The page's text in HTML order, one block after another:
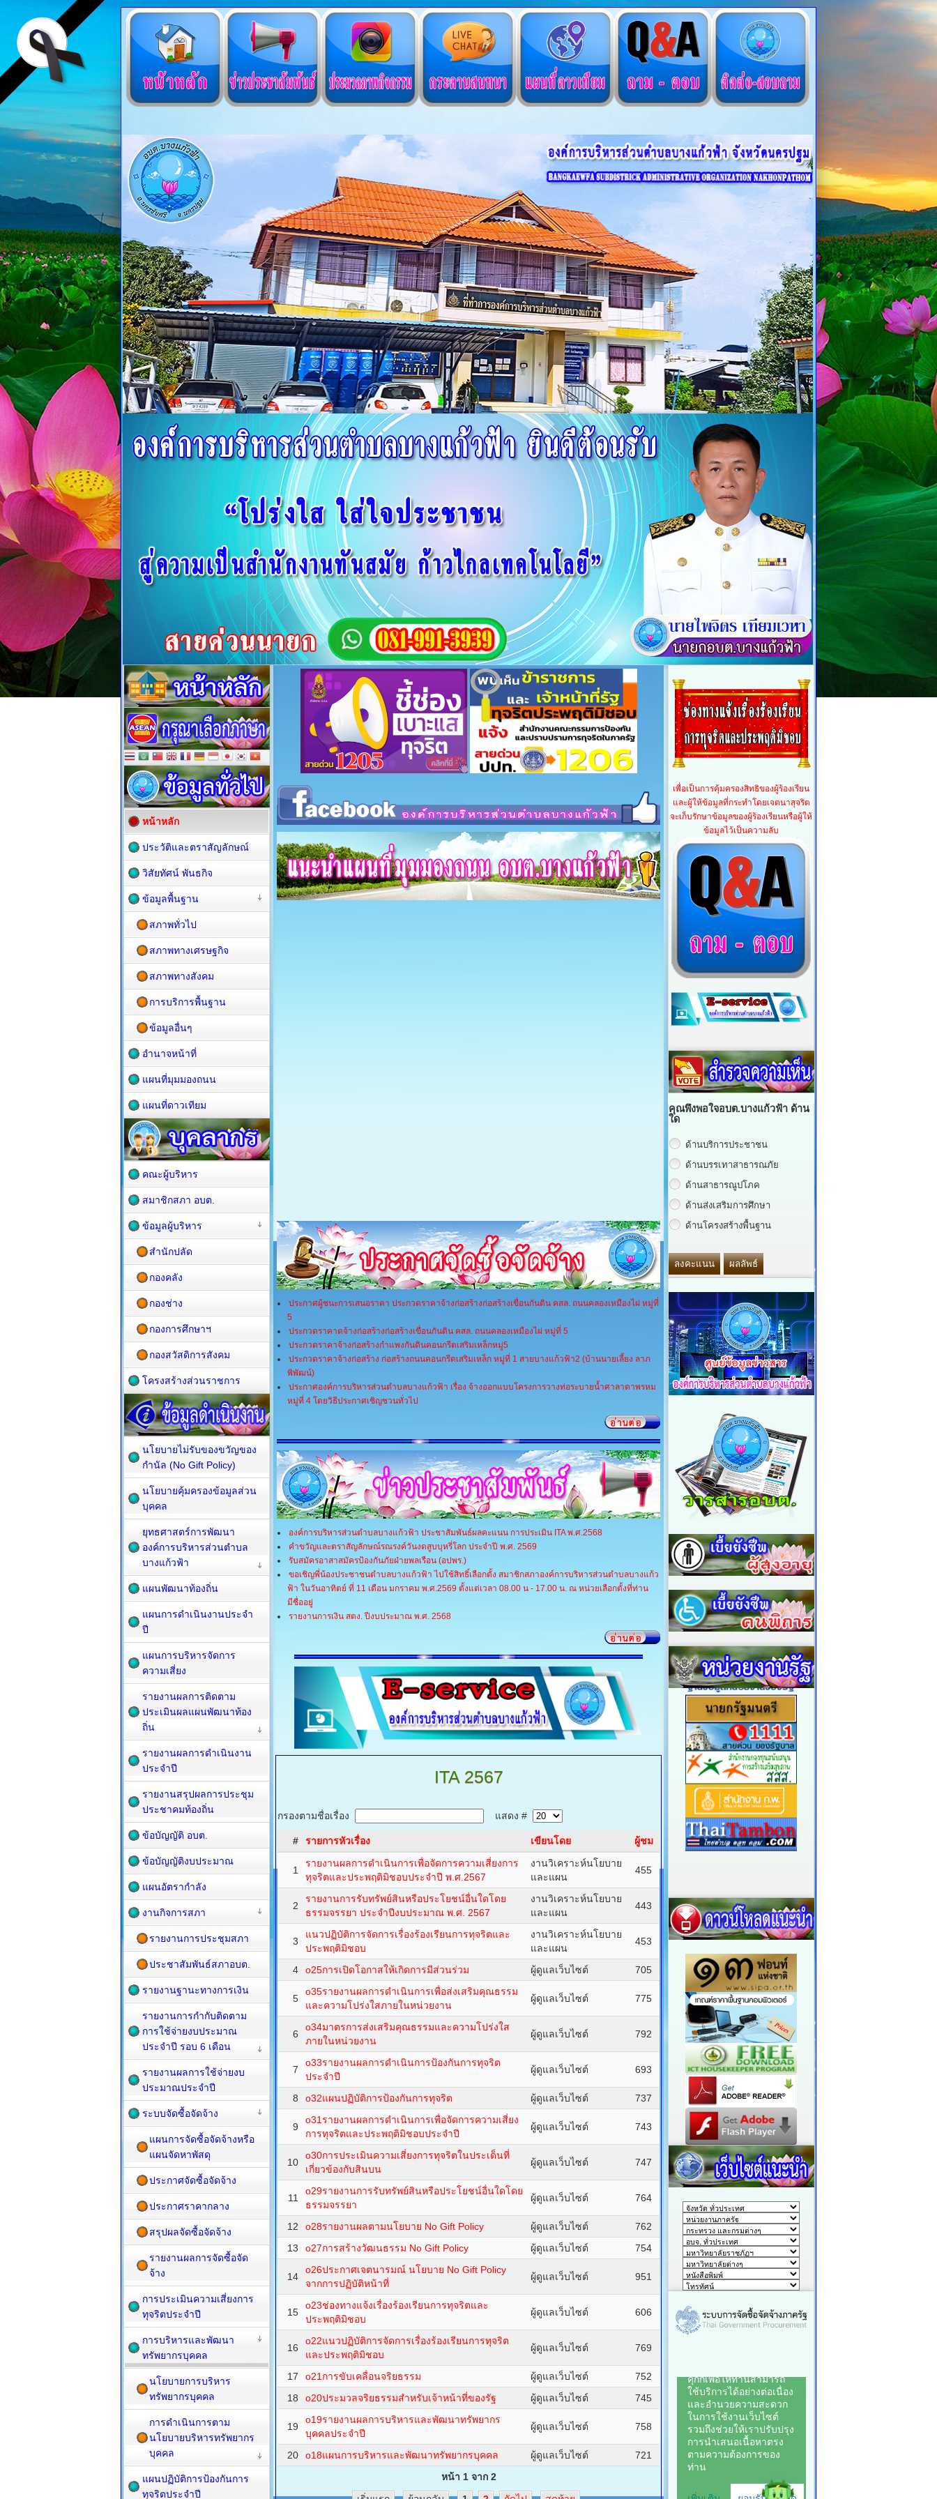
ประกาศผู้ชนะการเสนอราคา ประกวดราคาจ้างก่อสร้างก่อสร้างเขื่อนกันดิน คสล. ถนนคลองเหมืองไผ่ หมู่ที่
5
ประกวดราคาตจ้างก่อสร้างก่อสร้างเขื่อนกันดิน คสล. ถนนคลองเหมืองไผ่ หมู่ที่ 5
ประกวดราคาจ้างก่อสร้างกำแพงกันดินคอนกรีตเสริมเหล็กหมู่5
ประกวดราคาจ้างก่อสร้าง ก่อสร้างถนนคอนกรีตเสริมเหล็ก หมู่ที่ 1 สายบางแก้วฟ้า2 (บ้านนายเลี้ยง ลาภ
พิพัฒน์)
ประกาศองค์การบริหารส่วนตำบลบางแก้วฟ้า เรื่อง จ้างออกแบบโครงการวางท่อระบายน้ำศาลาตาพรหม
หมู่ที่ 4 โดยวิธีประกาศเชิญชวนทั่วไป
องค์การบริหารส่วนตำบลบางแก้วฟ้า ประชาสัมพันธ์ผลคะแนน การประเมิน ITA พ.ศ.2568
คำขวัญและตราสัญลักษณ์รณรงค์วันงดสูบบุหรี่โลก ประจำปี พ.ศ. 2569
รับสมัครอาสาสมัครป้องกันภัยฝ่ายพลเรือน (อปพร.)
ขอเชิญพี่น้องประชาชนตำบลบางแก้วฟ้า ไปใช้สิทธิ์เลือกตั้ง สมาชิกสภาองค์การบริหารส่วนตำบลบางแก้ว
ฟ้า ในวันอาทิตย์ ที่ 11 เดือน มกราคม พ.ศ.2569 ตั้งแต่เวลา 08.00 น - 17.00 น. ณ หน่วยเลือกตั้งที่ท่าน
มีชื่ออยู่
รายงานการเงิน สตง. ปีงบประมาณ พ.ศ. 2568
ITA2567
กรองตามชื่อเรื่อง แสดง #
# รายการหัวเรื่อง เขียนโดย ผู้ชม
1
รายงานผลการดำเนินการเพื่อจัดการความเสี่ยงการ
ทุจริตและประพฤติมิชอบประจำปี พ.ศ.2567
งานวิเคราะห์นโยบาย
และแผน
455
2
รายงานการรับทรัพย์สินหรือประโยชน์อื่นใดโดย
ธรรมจรรยา ประจำปีงบประมาณ พ.ศ. 2567
งานวิเคราะห์นโยบาย
และแผน
443
3
แนวปฏิบัติการจัดการเรื่องร้องเรียนการทุจริตและ
ประพฤติมิชอบ
งานวิเคราะห์นโยบาย
และแผน
453
4 o25การเปิดโอกาสให้เกิดการมีส่วนร่วม ผู้ดูแลเว็บไซต์ 705
5
o35รายงานผลการดำเนินการเพื่อส่งเสริมคุณธรรม
และความโปร่งใสภายในหน่วยงาน
ผู้ดูแลเว็บไซต์ 775
6
o34มาตรการส่งเสริมคุณธรรมและความโปร่งใส
ภายในหน่วยงาน
ผู้ดูแลเว็บไซต์ 792
7
o33รายงานผลการดำเนินการป้องกันการทุจริต
ประจำปี
ผู้ดูแลเว็บไซต์ 693
8 o32แผนปฏิบัติการป้องกันการทุจริต ผู้ดูแลเว็บไซต์ 737
9
o31รายงานผลการดำเนินการเพื่อจัดการความเสี่ยง
การทุจริตและประพฤติมิชอบประจำปี
ผู้ดูแลเว็บไซต์ 743
10
o30การประเมินความเสี่ยงการทุจริตในประเด็นที่
เกี่ยวข้องกับสินบน
ผู้ดูแลเว็บไซต์ 747
11
o29รายงานการรับทรัพย์สินหรือประโยชน์อื่นใดโดย
ธรรมจรรยา
ผู้ดูแลเว็บไซต์ 764
12 o28รายงานผลตามนโยบาย No Gift Policy ผู้ดูแลเว็บไซต์
762
13
o27การสร้างวัฒนธรรม No Gift Policy ผู้ดูแลเว็บไซต์ 754
14
o26ประกาศเจตนารมณ์ นโยบาย No Gift Policy
จากการปฏิบัติหน้าที่
ผู้ดูแลเว็บไซต์ 951
15
o23ช่องทางแจ้งเรื่องร้องเรียนการทุจริตและ
ประพฤติมิชอบ
ผู้ดูแลเว็บไซต์ 606
16
o22แนวปฏิบัติการจัดการเรื่องร้องเรียนการทุจริต
และประพฤติมิชอบ
ผู้ดูแลเว็บไซต์ 769
17 o21การขับเคลื่อนจริยธรรม ผู้ดูแลเว็บไซต์
752
18
o20ประมวลจริยธรรมสำหรับเจ้าหน้าที่ของรัฐ ผู้ดูแลเว็บไซต์ 745
19
o19รายงานผลการบริหารและพัฒนาทรัพยากร
บุคคลประจำปี
ผู้ดูแลเว็บไซต์ 758
20 o18แผนการบริหารและพัฒนาทรัพยากรบุคคล ผู้ดูแลเว็บไซต์
721
หน้า 1 จาก 2
หน้าหลัก
ประวัติและตราสัญลักษณ์
วิสัยทัศน์ พันธกิจ
ข้อมูลพื้นฐาน
สภาพทั่วไป
สภาพทางเศรษฐกิจ
สภาพทางสังคม
การบริการพื้นฐาน
ข้อมูลอื่นๆ
อำนาจหน้าที่
แผนที่มุมมองถนน
แผนที่ดาวเทียม
คณะผู้บริหาร
สมาชิกสภา อบต.
ข้อมูลผู้บริหาร
สำนักปลัด
กองคลัง
กองช่าง
กองการศึกษาฯ
กองสวัสดิการสังคม
โครงสร้างส่วนราชการ
นโยบายไม่รับของขวัญของ
กำนัล (No Gift Policy)
นโยบายคุ้มครองข้อมูลส่วน
บุคคล
ยุทธศาสตร์การพัฒนา
องค์การบริหารส่วนตำบล
บางแก้วฟ้า
แผนพัฒนาท้องถิ่น
แผนการดำเนินงานประจำ
ปี
แผนการบริหารจัดการ
ความเสี่ยง
รายงานผลการติดตาม
ประเมินผลแผนพัฒนาท้อง
ถิ่น
รายงานผลการดำเนินงาน
ประจำปี
รายงานสรุปผลการประชุม
ประชาคมท้องถิ่น
ข้อบัญญัติ อบต.
ข้อบัญญัติงบประมาณ
แผนอัตรากำลัง
งานกิจการสภา
รายงานการประชุมสภา
ประชาสัมพันธ์สภาอบต.
รายงานฐานะทางการเงิน
รายงานการกำกับติดตาม
การใช้จ่ายงบประมาณ
ประจำปี รอบ 6 เดือน
รายงานผลการใช้จ่ายงบ
ประมาณประจำปี
ระบบจัดซื้อจัดจ้าง
แผนการจัดซื้อจัดจ้างหรือ
แผนจัดหาพัสดุ
ประกาศจัดซื้อจัดจ้าง
ประกาศราคากลาง
สรุปผลจัดซื้อจัดจ้าง
รายงานผลการจัดซื้อจัด
จ้าง
การประเมินความเสี่ยงการ
ทุจริตประจำปี
การบริหารและพัฒนา
ทรัพยากรบุคคล
นโยบายการบริหาร
ทรัพยากรบุคคล
การดำเนินการตาม
นโยบายบริหารทรัพยากร
บุคคล
แผนปฏิบัติการป้องกันการ
ทุจริตประจำปี
เพื่อเป็นการคุ้มครองสิทธิของผู้ร้องเรียน
และผู้ให้ข้อมูลที่กระทำโดยเจตนาสุจริต
จะเก็บรักษาข้อมูลของผู้ร้องเรียนหรือผู้ให้
ข้อมูลไว้เป็นความลับ
คุณพึงพอใจอบต.บางแก้วฟ้า ด้าน
ใด
ด้านบริการประชาชน
ด้านบรรเทาสาธารณภัย
ด้านสาธารณูปโภค
ด้านส่งเสริมการศึกษา
ด้านโครงสร้างพื้นฐาน